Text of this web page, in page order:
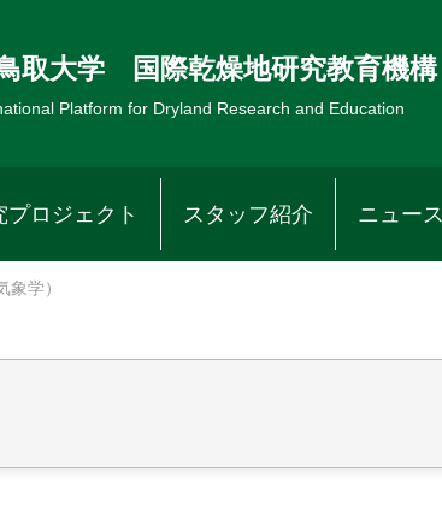
取大学 国際乾燥地研究教育機構
Platform for Dryland Research and Education
プロジェクト スタッフ紹介 ニュース
学）